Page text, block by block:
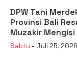
DPW Tani
Provinsi Bali
Muzakir
Menteri
Sabtu - Juli 25, 2026